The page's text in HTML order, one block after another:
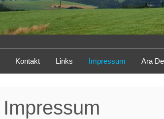
Kontakt Links Impressum Ara
Impressum